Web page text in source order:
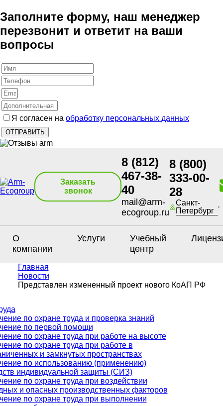
Заполните форму, наш менеджер
перезвонит и ответит на ваши
вопросы
Я согласен на обработку персональных данных
Заказать
звонок
8 (812)
467-38-
40
mail@arm-
ecogroup.ru
8 (800)
333-00-
28
Санкт-
Петербург
О
компании
Услуги
Учебный
центр
Главная
Новости
Представлен измененный проект нового КоАП РФ
по охране труда и проверка знаний
по первой помощи
по охране труда при работе на высоте
по охране труда при работе в
и замкнутых пространствах
по использованию (применению)
индивидуальной защиты (СИЗ)
по охране труда при воздействии
и опасных производственных факторов
по охране труда при выполнении